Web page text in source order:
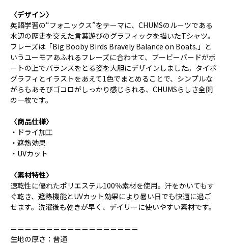
〈デザイン〉
英語学習の“フォニックス”をテーマに、CHUMSのルーツである
水辺の歴史を交えた言葉遊びのグラフィックを描いたTシャツ。
フレーズは「Big Booby Birds Bravely Balance on Boats.」と
いうユーモアあふれるフレーズに合わせて、ブービーバードがボ
ートの上でバランスをとる姿を大胆にデザインしました。タイポ
グラフィとイラストをあえて1色でまとめることで、シンプルな
がらもあそびゴコロがしっかり感じられる、CHUMSらしさ全開
の一枚です。
〈商品仕様〉
・ドライ加工
・遮熱効果
・UVカット
〈素材特性〉
速乾性に優れたポリエステル100％素材を使用。汗をかいてもす
ぐ乾き、遮熱機能とUVカット効果により暑い日でも快適に過ご
せます。洗濯後も乾きが早く、デイリーに使いやすい素材です。
＝＝＝＝＝＝＝＝＝＝＝＝＝＝＝＝＝＝
生地の厚さ：普通